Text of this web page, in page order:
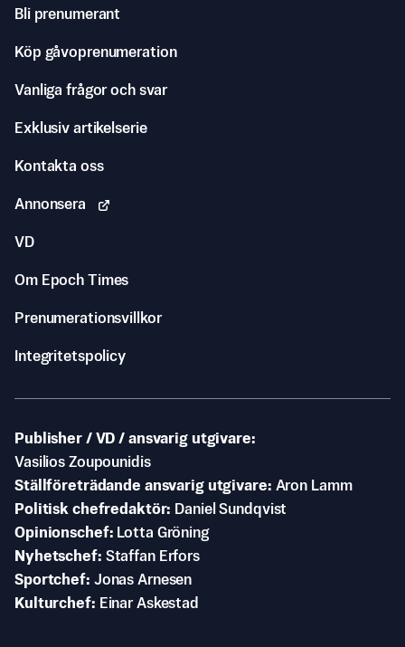
Bli prenumerant
Köp gåvoprenumeration
Vanliga frågor och svar
Exklusiv artikelserie
Kontakta oss
Annonsera
VD
Om Epoch Times
Prenumerationsvillkor
Integritetspolicy
Publisher / VD / ansvarig utgivare
Vasilios Zoupounidis
Ställföreträdande ansvarig utgivare Aron Lamm
Politisk chefredaktör
Daniel Sundqvist
Opinionschef
Lotta Gröning
Nyhetschef Staffan Erfors
Sportchef Jonas Arnesen
Kulturchef
Einar Askestad